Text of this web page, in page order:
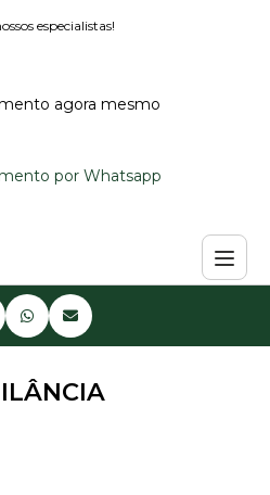
especialistas!
agora mesmo
por Whatsapp
residencial